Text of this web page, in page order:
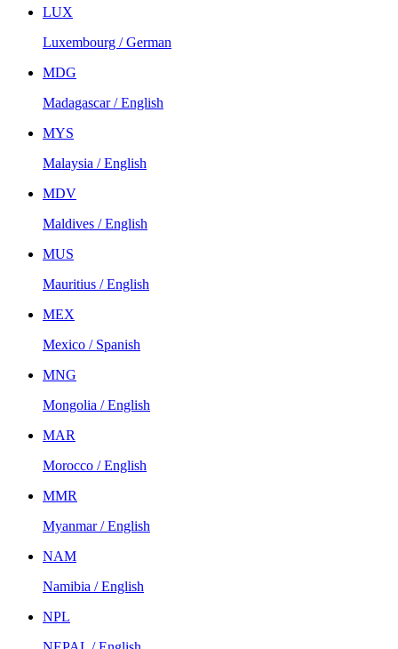
LUX
Luxembourg / German
MDG
Madagascar / English
MYS
Malaysia / English
MDV
Maldives / English
MUS
Mauritius / English
MEX
Mexico / Spanish
MNG
Mongolia / English
MAR
Morocco / English
MMR
Myanmar / English
NAM
Namibia / English
NPL